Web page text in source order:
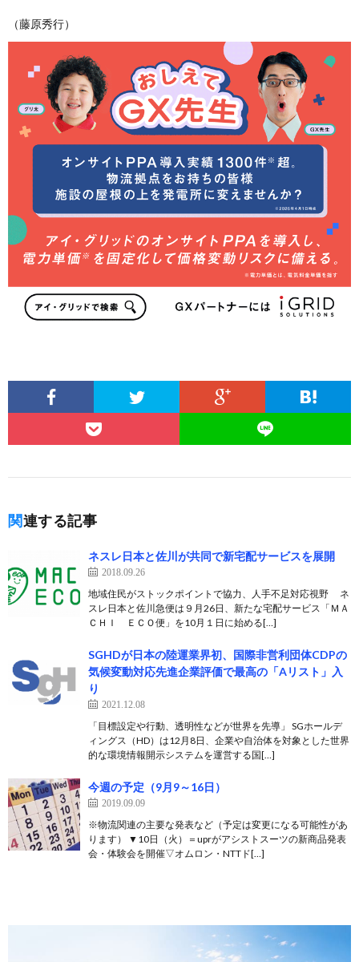
（藤原秀行）
関連する記事
ネスレ日本と佐川が共同で新宅配サービスを展開
2018.09.26
地域住民がストックポイントで協力、人手不足対応視野 ネ
スレ日本と佐川急便は９月26日、新たな宅配サービス「ＭＡ
ＣＨＩ ＥＣＯ便」を10月１日に始める[…]
SGHDが日本の陸運業界初、国際非営利団体CDPの
気候変動対応先進企業評価で最高の「Aリスト」入
り
2021.12.08
「目標設定や行動、透明性などが世界を先導」 SGホールデ
ィングス（HD）は12月8日、企業や自治体を対象とした世界
的な環境情報開示システムを運営する国[…]
今週の予定（9月9～16日）
2019.09.09
※物流関連の主要な発表など（予定は変更になる可能性があ
ります） ▼10日（火）＝uprがアシストスーツの新商品発表
会・体験会を開催▽オムロン・NTTド[…]